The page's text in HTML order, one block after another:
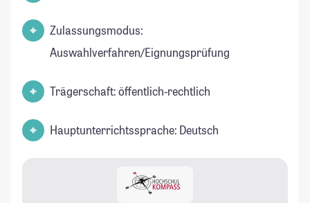
Zulassungsmodus:
Auswahlverfahren/Eignungsprüfung
Trägerschaft: öffentlich-rechtlich
Hauptunterrichtssprache: Deutsch